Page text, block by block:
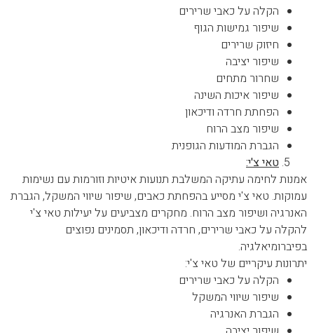
הקלה על כאבי שרירים
שיפור גמישות הגוף
חיזוק שרירים
שיפור יציבה
שחרור מתחים
שיפור איכות השינה
הפחתת חרדה ודיכאון
שיפור מצב הרוח
הגברת המודעות הגופנית
טאי צ'י:
אמנות לחימה עתיקה המשלבת תנועות איטיות וזורמות עם נשימות
עמוקות. טאי צ'י מסייע בהפחתת כאבים, שיפור שיווי המשקל, הגברת
האנרגיה ושיפור מצב הרוח. מחקרים מצביעים על יעילות טאי צ'י
להקלה על כאבי שרירים, חרדה ודיכאון, תסמינים נפוצים
בפיברומיאלגיה.
יתרונות עיקריים של טאי צ'י:
הקלה על כאבי שרירים
שיפור שיווי המשקל
הגברת האנרגיה